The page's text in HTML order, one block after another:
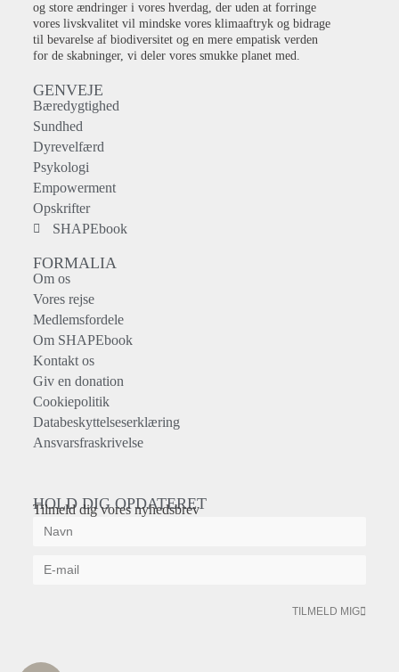
og store ændringer i vores hverdag, der uden at forringe
vores livskvalitet vil mindske vores klimaaftryk og bidrage
til bevarelse af biodiversitet og en mere empatisk verden
for de skabninger, vi deler vores smukke planet med.
GENVEJE
Bæredygtighed
Sundhed
Dyrevelfærd
Psykologi
Empowerment
Opskrifter
SHAPEbook
FORMALIA
Om os
Vores rejse
Medlemsfordele
Om SHAPEbook
Kontakt os
Giv en donation
Cookiepolitik
Databeskyttelseserklæring
Ansvarsfraskrivelse
HOLD DIG OPDATERET
Tilmeld dig vores nyhedsbrev
TILMELD MIG